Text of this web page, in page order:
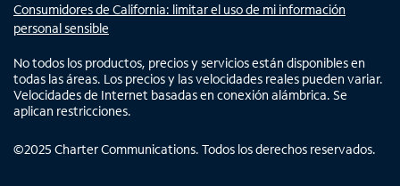
Consumidores de California: limitar el uso de mi información
personal sensible
No todos los productos, precios y servicios están disponibles en
todas las áreas. Los precios y las velocidades reales pueden variar.
Velocidades de Internet basadas en conexión alámbrica. Se
aplican restricciones.
©2025 Charter Communications. Todos los derechos reservados.